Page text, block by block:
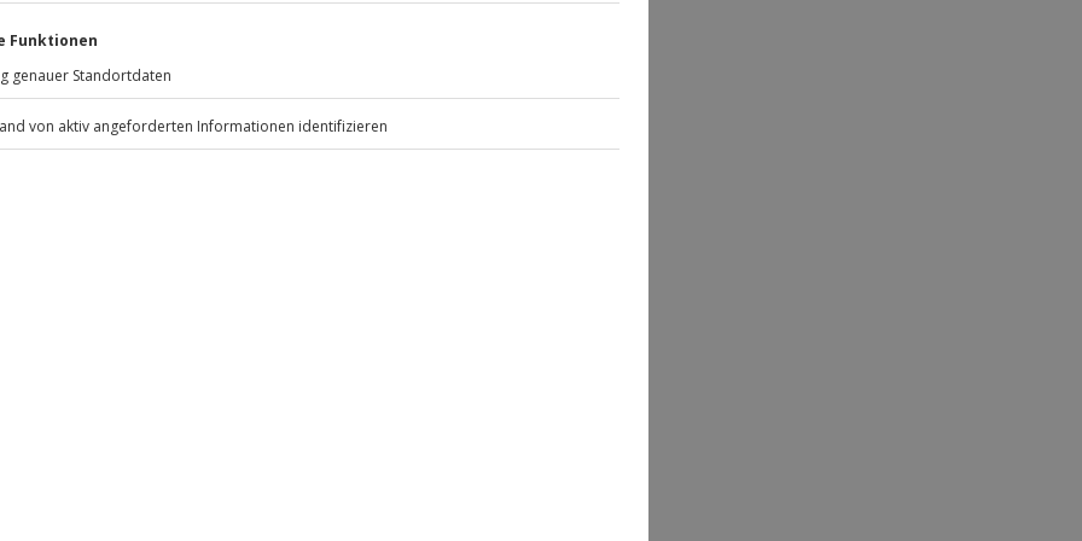
Absprache mit dem
Jochen SchweizerGmbH
Mühldorfstraße 8
außer an bundesweiten